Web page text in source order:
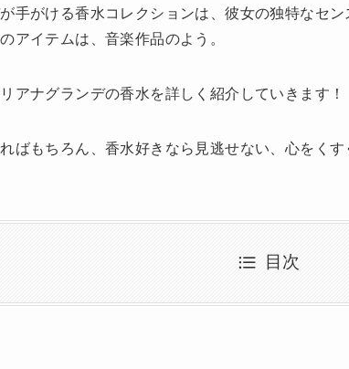
手がける香水コレクションは、彼女の独特なセ
アイテムは、音楽作品のよう。
アナグランデの香水を詳しく紹介していきます！
ばもちろん、香水好きなら見逃せない、心をく
目次